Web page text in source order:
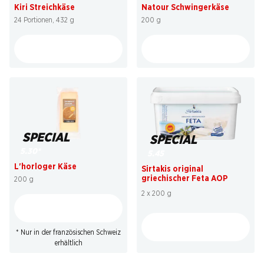
Kiri Streichkäse
24 Portionen, 432 g
Natour Schwingerkäse
200 g
SPECIAL
L'horloger Käse
200 g
* Nur in der französischen Schweiz
erhältlich
SPECIAL
Sirtakis original
griechischer Feta AOP
2 x 200 g